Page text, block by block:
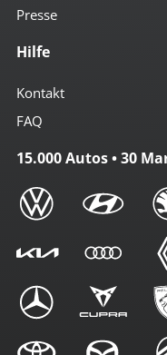
Presse
Hilfe
Kontakt
FAQ
15.000 Autos • 30